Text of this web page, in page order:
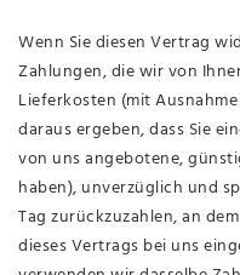
Wenn Sie diesen Vertrag
Zahlungen, die wir von
Lieferkosten (mit
daraus ergeben, dass Sie
von uns angebotene,
haben), unverzüglich und
Tag zurückzuzahlen, an
dieses Vertrags bei uns